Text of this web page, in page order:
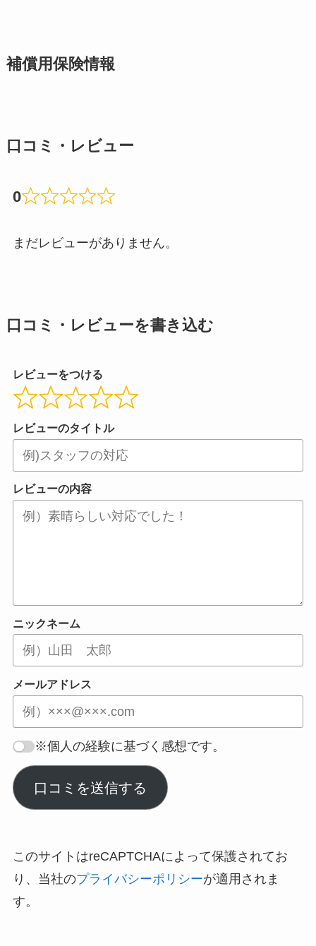
補償用保険情報
口コミ・レビュー
0
まだレビューがありません。
口コミ・レビューを書き込む
レビューをつける
レビューのタイトル
レビューの内容
ニックネーム
メールアドレス
※個人の経験に基づく感想です。
口コミを送信する
このサイトはreCAPTCHAによって保護されてお
り、当社のプライバシーポリシーが適用されま
す。